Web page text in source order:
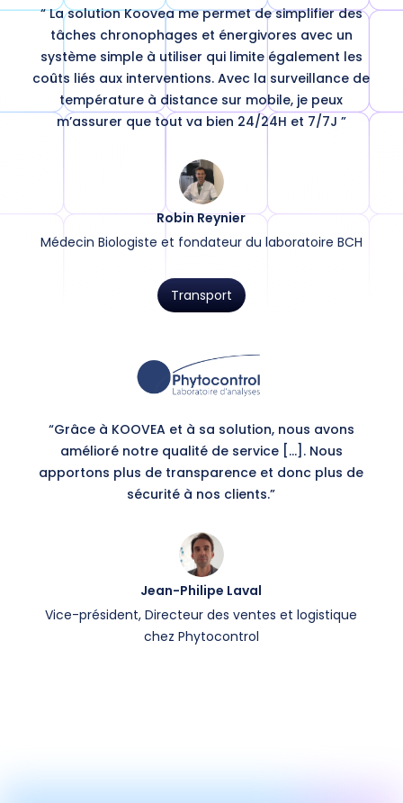
“ La solution Koovea me permet de simplifier des
tâches chronophages et énergivores avec un
système simple à utiliser qui limite également les
coûts liés aux interventions. Avec la surveillance de
température à distance sur mobile, je peux
m’assurer que tout va bien 24/24H et 7/7J ”
Robin Reynier
Médecin Biologiste et fondateur du laboratoire BCH
Transport
“Grâce à KOOVEA et à sa solution, nous avons
amélioré notre qualité de service […]. Nous
apportons plus de transparence et donc plus de
sécurité à nos clients.”
Jean-Philipe Laval
Vice-président, Directeur des ventes et logistique
chez Phytocontrol